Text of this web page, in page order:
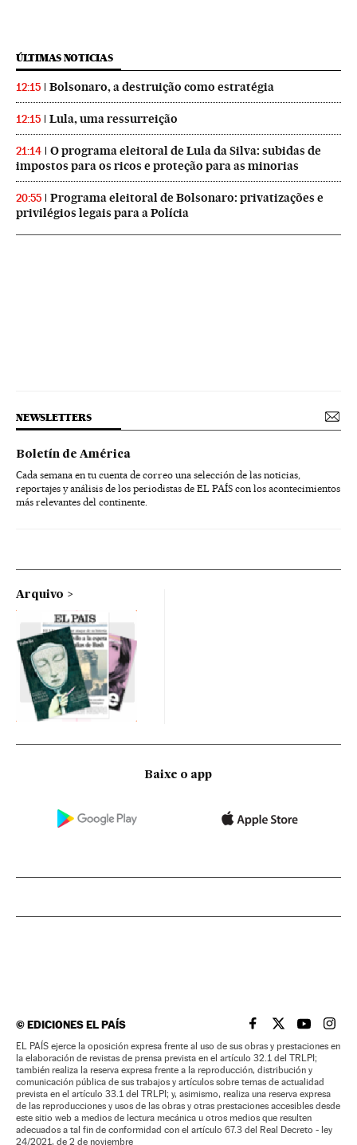
ÚLTIMAS NOTICIAS
12:15 Bolsonaro, a destruição como estratégia
12:15 Lula, uma ressurreição
21:14
O programa eleitoral de Lula da Silva: subidas de
impostos para os ricos e proteção para as minorias
20:55
Programa eleitoral de Bolsonaro: privatizações e
privilégios legais para a Polícia
NEWSLETTERS
Boletín de América
Cada semana en tu cuenta de correo una selección de las noticias,
reportajes y análisis de los periodistas de EL PAÍS con los acontecimientos
más relevantes del continente.
Arquivo
Baixe o app
©EDICIONES EL PAÍS EL PAÍS BRASIL EN
EL PAÍSEL PAÍS
EL
EL PAÍS ejerce la oposición expresa frente al uso de sus obras y prestaciones en
la elaboración de revistas de prensa prevista en el artículo 32.1 del TRLPI;
también realiza la reserva expresa frente a la reproducción, distribución y
comunicación pública de sus trabajos y artículos sobre temas de actualidad
prevista en el artículo 33.1 del TRLPI; y, asimismo, realiza una reserva expresa
de las reproducciones y usos de las obras y otras prestaciones accesibles desde
este sitio web a medios de lectura mecánica u otros medios que resulten
adecuados a tal fin de conformidad con el artículo 67.3 del Real Decreto - ley
24/2021, de 2 de noviembre